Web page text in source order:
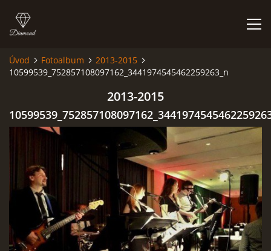
HISTORIE
AKCE
FOTOALBUM
CO HRAJEME
Úvod Fotoalbum
2013-2015
10599539_752857108097162_3441974545462259263_n
2013-2015